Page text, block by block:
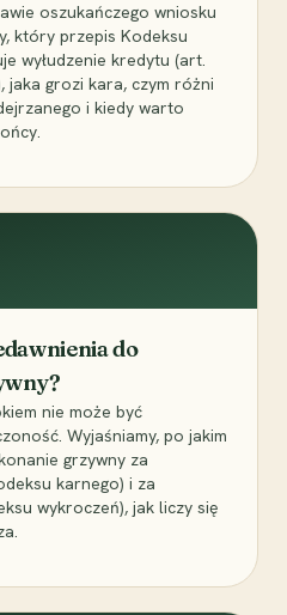
oszukańczego wniosku
który przepis Kodeksu
wyłudzenie kredytu (art.
jaka grozi kara, czym różni
i kiedy warto
do
nie może być
Wyjaśniamy, po jakim
grzywny za
karnego) i za
wykroczeń), jak liczy się